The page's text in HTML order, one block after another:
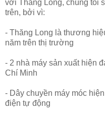
với Thăng Long, chúng tôi
trên, bởi vì:
- Thăng Long là thương
năm trên thị trường
- 2 nhà máy sản xuất hiện
Chí Minh
- Dây chuyền máy móc
điện tự động